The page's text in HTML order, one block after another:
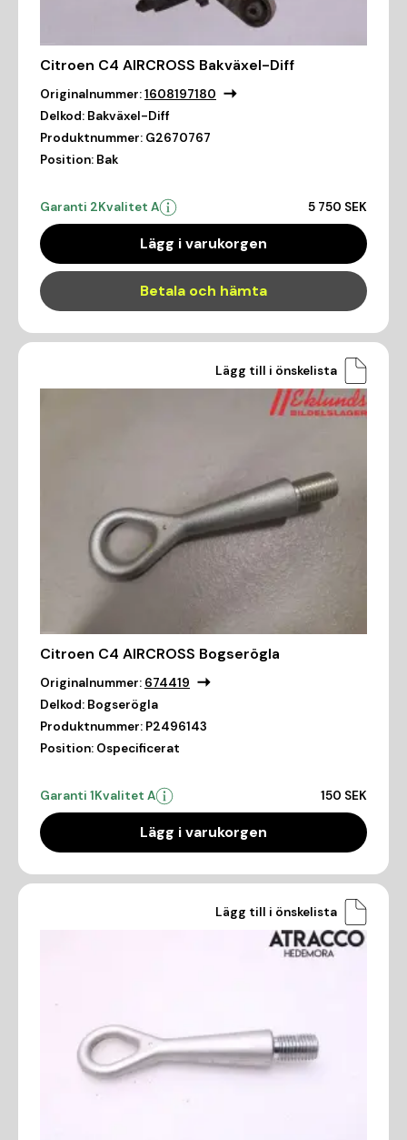
Citroen C4 AIRCROSS Bakväxel-Diff
Originalnummer:1608197180
Delkod: Bakväxel-Diff
Produktnummer: G2670767
Position: Bak
Garanti 2Kvalitet A 5 750 SEK
Lägg i varukorgen
Betala och hämta
Lägg till i önskelista
Citroen C4 AIRCROSS Bogserögla
Originalnummer: 674419
Delkod: Bogserögla
Produktnummer: P2496143
Position: Ospecificerat
Garanti 1Kvalitet A 150 SEK
Lägg i varukorgen
Lägg till i önskelista